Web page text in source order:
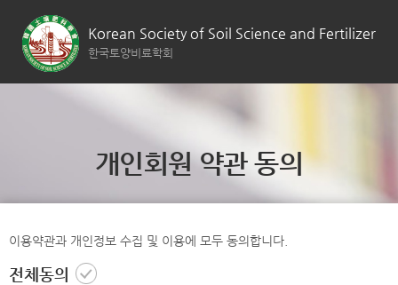
Korean Society of Soil Science and Fertilizer
한국토양비료학회
개인회원 약관 동의
이용약관과 개인정보 수집 및 이용에 모두 동의합니다.
전체동의